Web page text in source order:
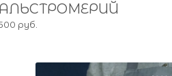
АЛЬСТРОМЕРИЙ
руб.